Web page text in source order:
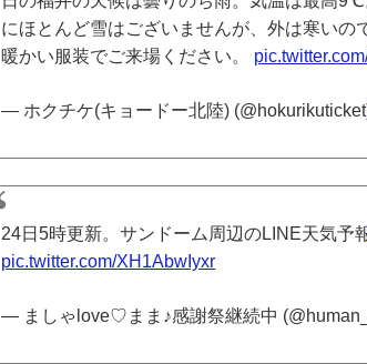
にほとんど雪はございませんが、外は寒いの
暖かい服装でご来場ください。
— ホクチケ(キョードー北陸)
24日5時更新。サンドーム周辺のLINE天気予
pic.twitter.com/XH1AbwIyxr
— ましゃlove♡まま♪感謝祭継続中